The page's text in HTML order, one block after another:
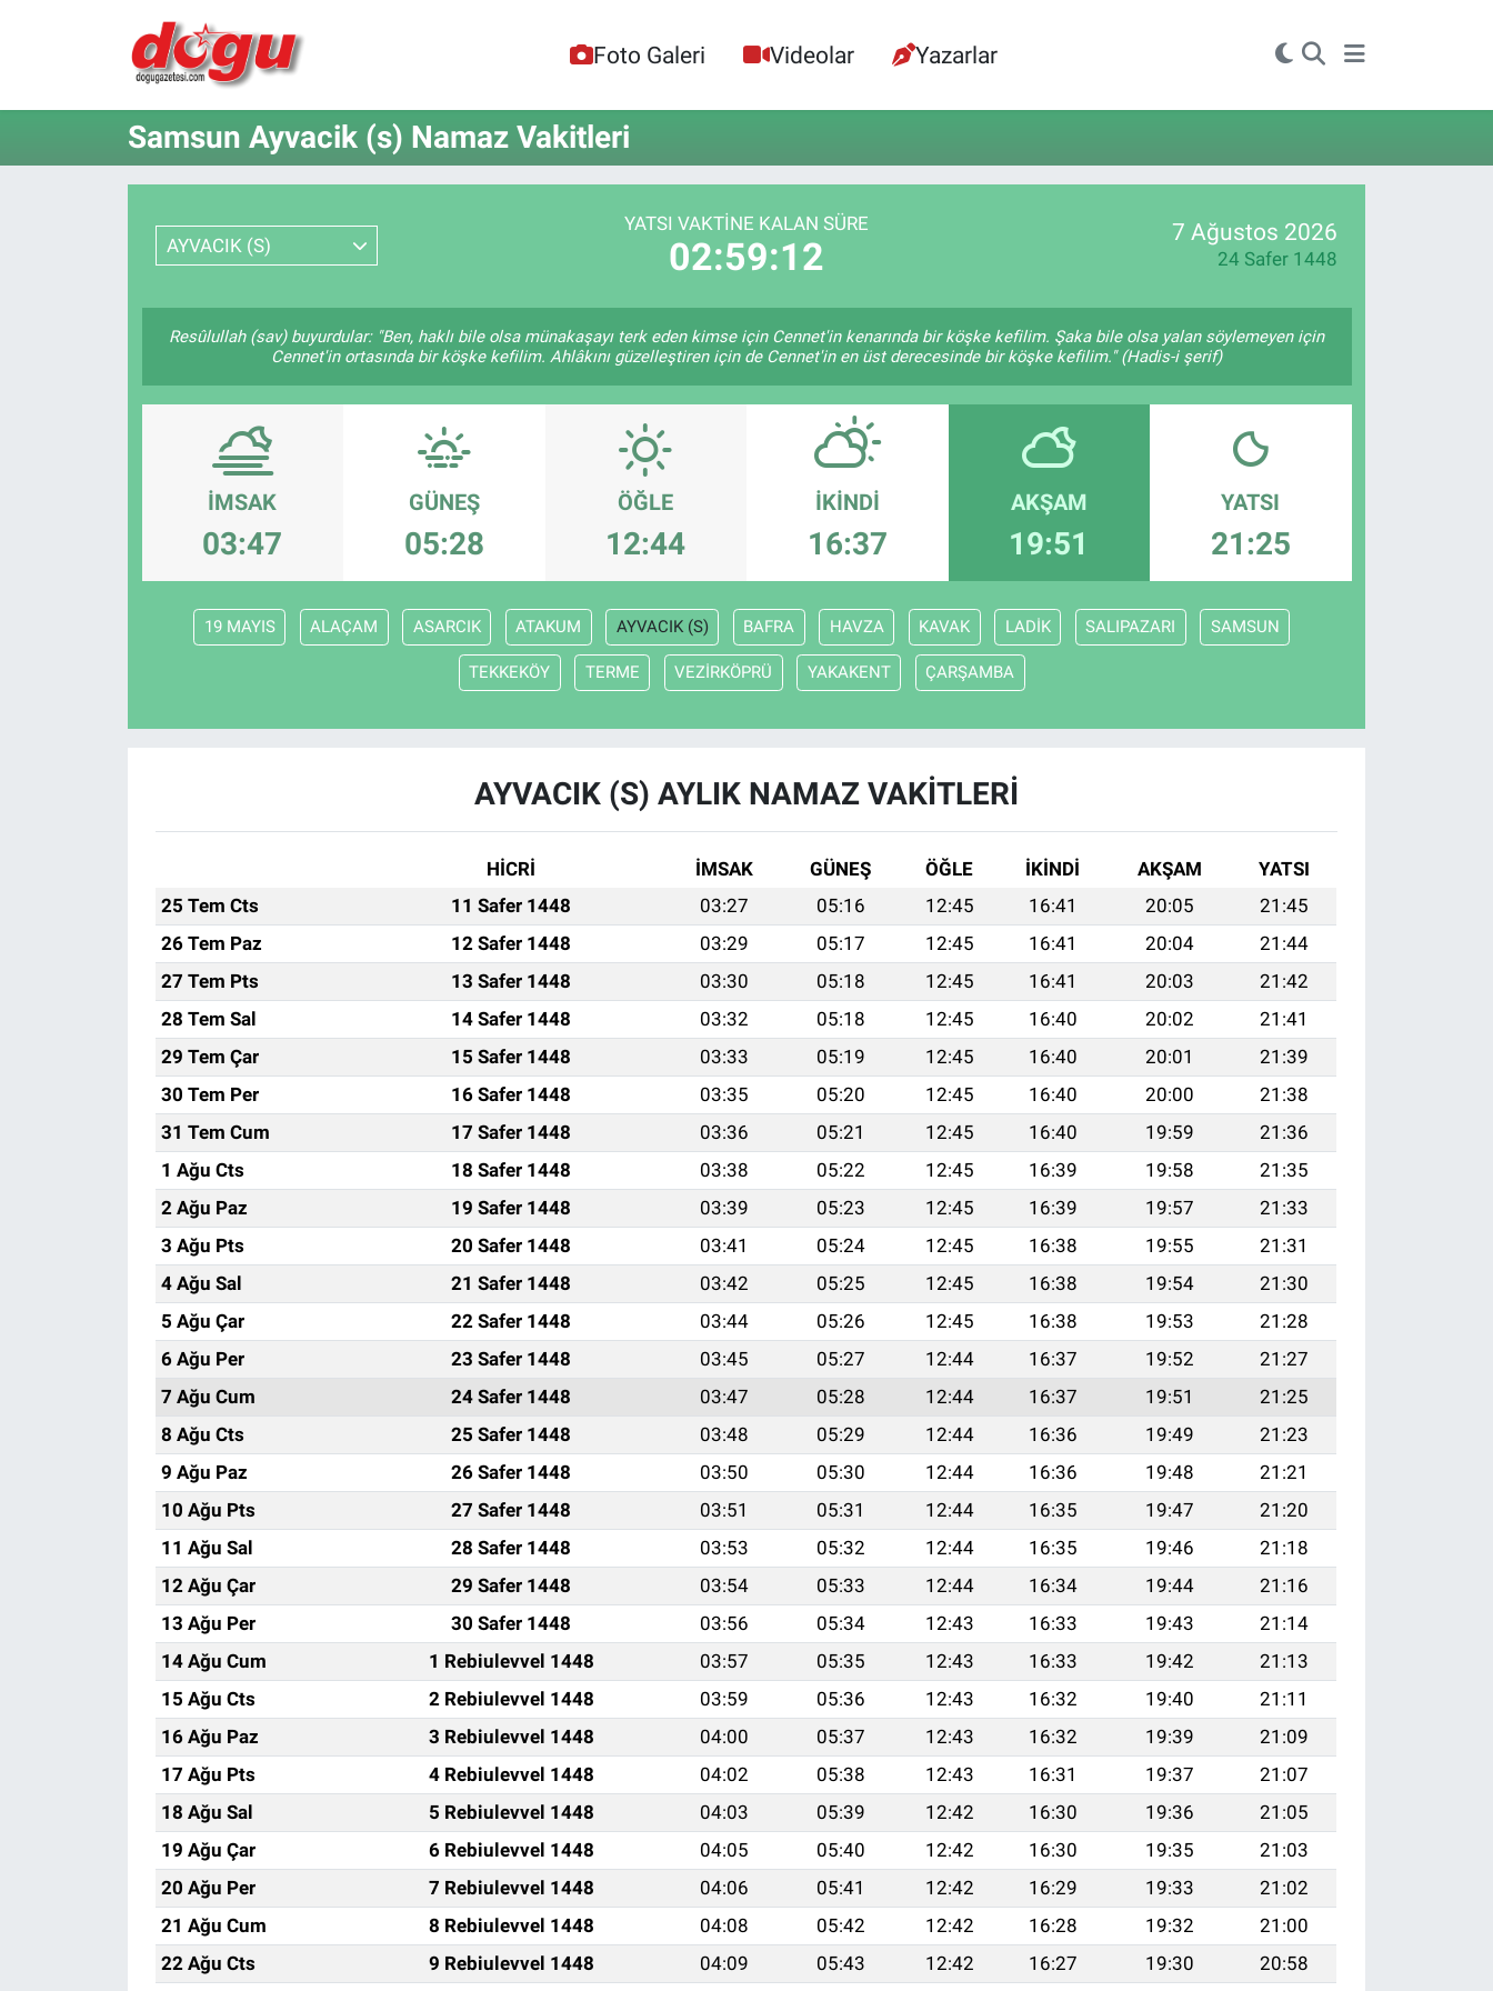
Foto Galeri Videolar Yazarlar
Samsun Ayvacik (s) Namaz Vakitleri
AYVACIK (S)
YATSI VAKTINE KALAN SÜRE
02:59:12
7 Ağustos 2026
24 Safer 1448
Resûlullah (sav) buyurdular: "Ben, haklı bile olsa münakaşayı terk eden kimse için Cennet'in kenarında bir köşke kefilim. Şaka bile olsa yalan söylemeyen için
Cennet'in ortasında bir köşke kefilim. Ahlâkını güzelleştiren için de Cennet'in en üst derecesinde bir köşke kefilim." (Hadis-i şerif)
İMSAK
03:47
GÜNEŞ
05:28
ÖĞLE
12:44
İKINDI
16:37
AKŞAM
19:51
YATSI
21:25
19 MAYIS ALAÇAM ASARCIK ATAKUM AYVACIK (S) BAFRA HAVZA KAVAK LADİK SALIPAZARI SAMSUN
TEKKEKÖY TERME VEZİRKÖPRÜ YAKAKENT ÇARŞAMBA
AYVACIK (S) AYLIK NAMAZ VAKITLERI
HİCRİ İMSAK GÜNEŞ ÖĞLE İKINDI AKŞAM
YATSI
25 Tem Cts
11 Safer 1448 03:27 05:16 12:45 16:41 20:05
21:45
26 Tem Paz
12 Safer 1448 03:29 05:17 12:45 16:41 20:04
21:44
27 Tem Pts
13 Safer 1448 03:30 05:18 12:45 16:41 20:03
21:42
28 Tem Sal
14 Safer 1448 03:32 05:18 12:45 16:40 20:02
21:41
29 Tem Çar
15 Safer 1448 03:33 05:19 12:45 16:40 20:01
21:39
30 Tem Per
16 Safer 1448 03:35 05:20 12:45 16:40 20:00
21:38
31 Tem Cum
17 Safer 1448 03:36 05:21 12:45 16:40 19:59
21:36
1 Ağu Cts
18 Safer 1448 03:38 05:22 12:45 16:39 19:58
21:35
2 Ağu Paz
19 Safer 1448 03:39 05:23 12:45 16:39 19:57
21:33
3 Ağu Pts
20 Safer 1448 03:41 05:24 12:45 16:38 19:55
21:31
4 Ağu Sal
21 Safer 1448 03:42 05:25 12:45 16:38 19:54
21:30
5 Ağu Çar
22 Safer 1448 03:44 05:26 12:45 16:38 19:53
21:28
6 Ağu Per
23 Safer 1448 03:45 05:27 12:44 16:37 19:52
21:27
7 Ağu Cum
24 Safer 1448 03:47 05:28 12:44 16:37 19:51
21:25
8 Ağu Cts
25 Safer 1448 03:48 05:29 12:44 16:36 19:49
21:23
9 Ağu Paz
26 Safer 1448 03:50 05:30 12:44 16:36 19:48
21:21
10 Ağu Pts
27 Safer 1448 03:51 05:31 12:44 16:35 19:47
21:20
11 Ağu Sal
28 Safer 1448 03:53 05:32 12:44 16:35 19:46
21:18
12 Ağu Çar
29 Safer 1448 03:54 05:33 12:44 16:34 19:44
21:16
13 Ağu Per
30 Safer 1448 03:56 05:34 12:43 16:33 19:43
21:14
14 Ağu Cum
1 Rebiulevvel 1448 03:57 05:35 12:43 16:33 19:42
21:13
15 Ağu Cts
2 Rebiulevvel 1448 03:59 05:36 12:43 16:32 19:40
21:11
16 Ağu Paz
3 Rebiulevvel 1448 04:00 05:37 12:43 16:32 19:39
21:09
17 Ağu Pts
4 Rebiulevvel 1448 04:02 05:38 12:43 16:31 19:37
21:07
18 Ağu Sal
5 Rebiulevvel 1448 04:03 05:39 12:42 16:30 19:36
21:05
19 Ağu Çar
6 Rebiulevvel 1448 04:05 05:40 12:42 16:30 19:35
21:03
20 Ağu Per
7 Rebiulevvel 1448 04:06 05:41 12:42 16:29 19:33
21:02
21 Ağu Cum
8 Rebiulevvel 1448 04:08 05:42 12:42 16:28 19:32
21:00
22 Ağu Cts
9 Rebiulevvel 1448 04:09 05:43 12:42 16:27 19:30
20:58
ERZINCAN
GÜNDEM